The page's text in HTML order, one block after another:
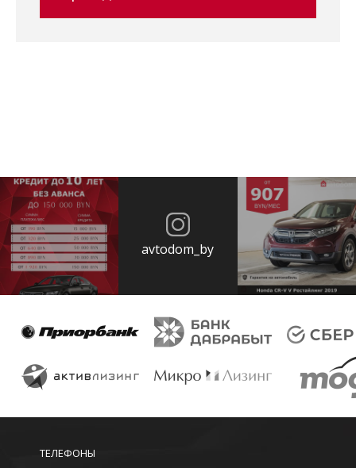
avtodom_by
ТЕЛЕФОНЫ